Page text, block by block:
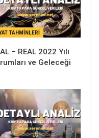
TAHMINLERI
– REAL 2022 Yılı
ve Geleceği